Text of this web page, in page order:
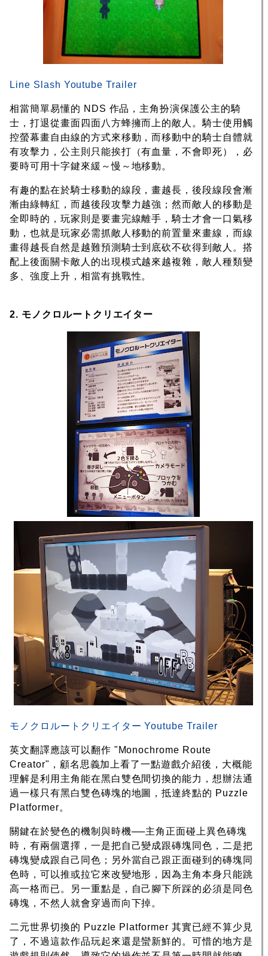
Line Slash Youtube Trailer
相當簡單易懂的 NDS 作品，主角扮演保護公主的騎
士，打退從畫面四面八方蜂擁而上的敵人。騎士使用觸
控螢幕畫自由線的方式來移動，而移動中的騎士自體就
有攻擊力，公主則只能挨打（有血量，不會即死），必
要時可用十字鍵來緩～慢～地移動。
有趣的點在於騎士移動的線段，畫越長，後段線段會漸
漸由綠轉紅，而越後段攻擊力越強；然而敵人的移動是
全即時的，玩家則是要畫完線離手，騎士才會一口氣移
動，也就是玩家必需抓敵人移動的前置量來畫線，而線
畫得越長自然是越難預測騎士到底砍不砍得到敵人。搭
配上後面關卡敵人的出現模式越來越複雜，敵人種類變
多、強度上升，相當有挑戰性。
2. モノクロルートクリエイター
モノクロルートクリエイター Youtube Trailer
英文翻譯應該可以翻作 "Monochrome Route
Creator"，顧名思義加上看了一點遊戲介紹後，大概能
理解是利用主角能在黑白雙色間切換的能力，想辦法通
過一樣只有黑白雙色磚塊的地圖，抵達終點的 Puzzle
Platformer。
關鍵在於變色的機制與時機──主角正面碰上異色磚塊
時，有兩個選擇，一是把自己變成跟磚塊同色，二是把
磚塊變成跟自己同色；另外當自己跟正面碰到的磚塊同
色時，可以推或拉它來改變地形，因為主角本身只能跳
高一格而已。另一重點是，自己腳下所踩的必須是同色
磚塊，不然人就會穿過而向下掉。
二元世界切換的 Puzzle Platformer 其實已經不算少見
了，不過這款作品玩起來還是蠻新鮮的。可惜的地方是